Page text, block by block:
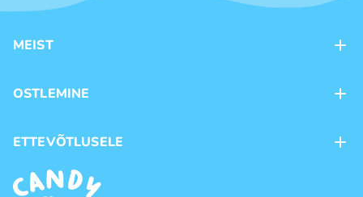
MEIST
Kauplused
OSTLEMINE
Ostutingimused
Privaatsuspoliitika
ETTEVÕTLUSELE
Frantsiis